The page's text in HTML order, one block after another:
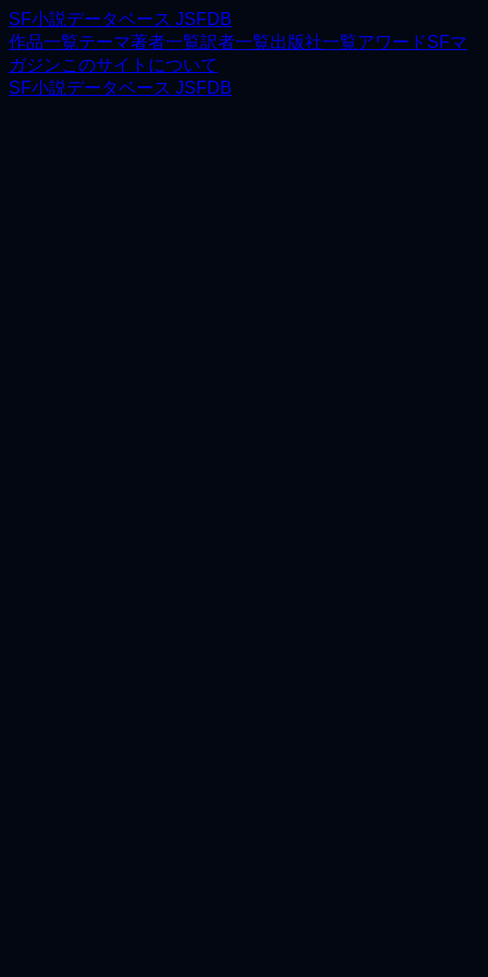
SF小説データベース JSFDB
作品一覧テーマ著者一覧訳者一覧出版社一覧アワードSFマ
ガジンこのサイトについて
SF小説データベース JSFDB